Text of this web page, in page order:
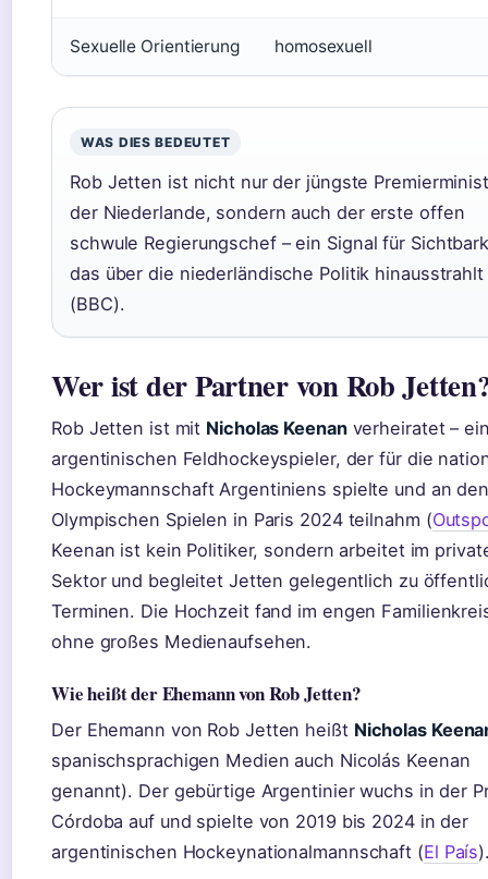
Sexuelle Orientierung homosexuell
WAS DIES BEDEUTET
Rob Jetten ist nicht nur der jüngste
der Niederlande, sondern auch der erste offen
schwule Regierungschef – ein Signal für
das über die niederländische Politik hinausstrahlt
(BBC).
Wer ist der Partner von Rob
Rob Jetten ist mit Nicholas Keenanverheiratet –
argentinischen Feldhockeyspieler, der für die
Hockeymannschaft Argentiniens spielte und an
Olympischen Spielen in Paris 2024 teilnahm (
Keenan ist kein Politiker, sondern arbeitet im
Sektor und begleitet Jetten gelegentlich zu
Terminen. Die Hochzeit fand im engen
ohne großes Medienaufsehen.
Wie heißt der Ehemann von Rob Jetten?
Der Ehemann von Rob Jetten heißt Nicholas
spanischsprachigen Medien auch Nicolás Keenan
genannt). Der gebürtige Argentinier wuchs in der
Córdoba auf und spielte von 2019 bis 2024 in der
argentinischen Hockeynationalmannschaft (El País